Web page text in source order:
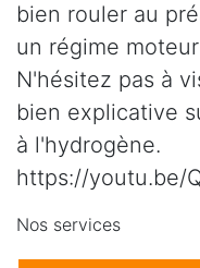
bien rouler au
un régime
N'hésitez pas à
bien explicative
à l'hydrogène.
https://youtu.be/
Nos services